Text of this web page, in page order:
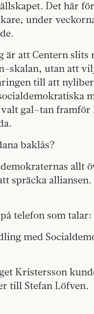
Det här
under
är att Centern slits
skalan, utan att
till att
gal–tan
baklås?
allt
spräcka
telefon som talar:
med
Kristersson
till Stefan Löfven.